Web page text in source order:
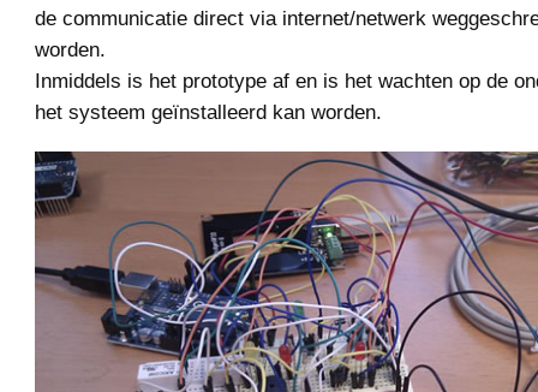
de communicatie direct via internet/netwerk
worden.
Inmiddels is het prototype af en is het wachten op de
het systeem geïnstalleerd kan worden.